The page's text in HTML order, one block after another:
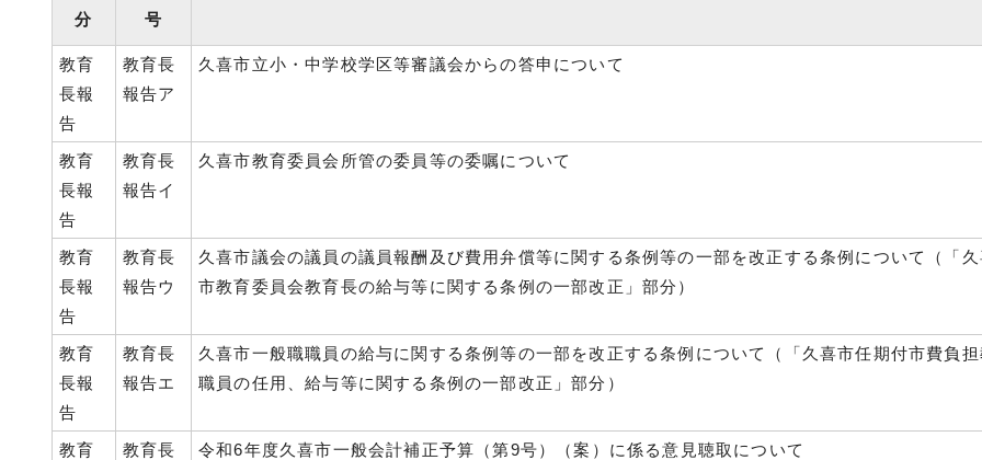
分
号
教育
長報
告
教育長
報告ア
久喜市立小・中学校学区等審議会からの答申について
教育
長報
告
教育長
報告イ
久喜市教育委員会所管の委員等の委嘱について
教育
長報
告
教育長
報告ウ
久喜市議会の議員の議員報酬及び費用弁償等に関する条例等の一部を改正する条例について（「
市教育委員会教育長の給与等に関する条例の一部改正」部分）
教育
長報
告
教育長
報告エ
久喜市一般職職員の給与に関する条例等の一部を改正する条例について（「久喜市任期付市費負
職員の任用、給与等に関する条例の一部改正」部分）
教育
教育長
令和6年度久喜市一般会計補正予算（第9号）（案）に係る意見聴取について